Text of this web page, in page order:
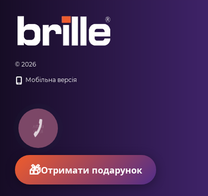
© 2026
Мобільна версія
КНОПКА
ЗВ'ЯЗКУ
Отримати подарунок